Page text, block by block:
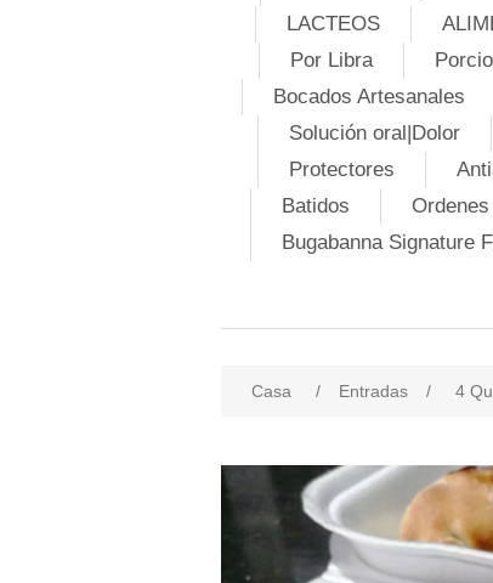
LACTEOS
Por Libra
Bocados Artesanales
Solución oral|Dolor
Protectores
Batidos
Bugabanna Signature
Casa / Entradas / 4